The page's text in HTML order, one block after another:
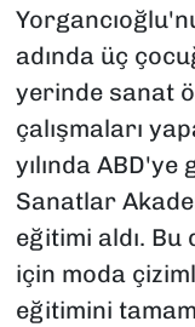
adında üç
yerinde sanat
çalışmaları
yılında
Sanatlar
eğitimi aldı.
için moda
eğitimini